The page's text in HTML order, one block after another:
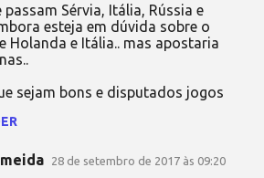
passam Sérvia, Itália, Rússia e
esteja em dúvida sobre o
Holanda e Itália.. mas apostaria
sejam bons e disputados jogos
28 de setembro de 2017 às 09:20